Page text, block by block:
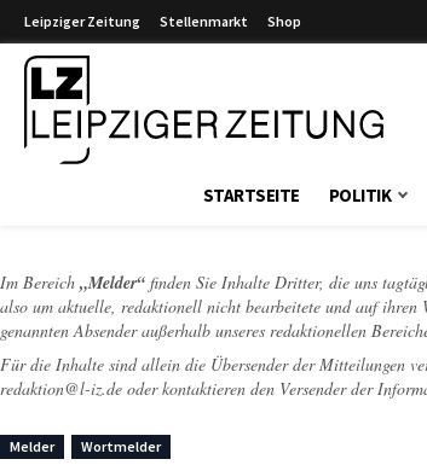
Leipziger Zeitung Stellenmarkt Shop
STARTSEITE POLITIK
Im Bereich „Melder“ finden Sie Inhalte Dritter, die uns
also um aktuelle, redaktionell nicht bearbeitete und auf
genannten Absender außerhalb unseres redaktionellen
Für die Inhalte sind allein die Übersender der Mitteilungen
redaktion@l-iz.de oder kontaktieren den Versender der
Melder Wortmelder